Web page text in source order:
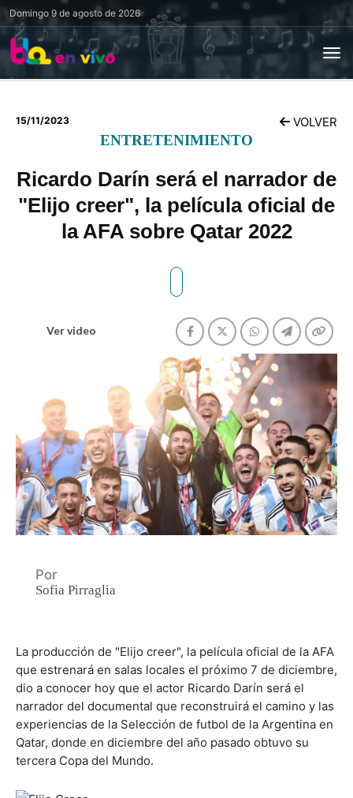
Domingo 9 de agosto de 2026
15/11/2023 VOLVER
ENTRETENIMIENTO
Ricardo Darín será el narrador de
"Elijo creer", la película oficial de
la AFA sobre Qatar 2022
Ver video
Por
Sofia Pirraglia
La producción de "Elijo creer", la película oficial de la AFA
que estrenará en salas locales el próximo 7 de diciembre,
dio a conocer hoy que el actor Ricardo Darín será el
narrador del documental que reconstruirá el camino y las
experiencias de la Selección de futbol de la Argentina en
Qatar, donde en diciembre del año pasado obtuvo su
tercera Copa del Mundo.